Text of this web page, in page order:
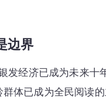
边界
发经济已成为未来十
体已成为全民阅读的